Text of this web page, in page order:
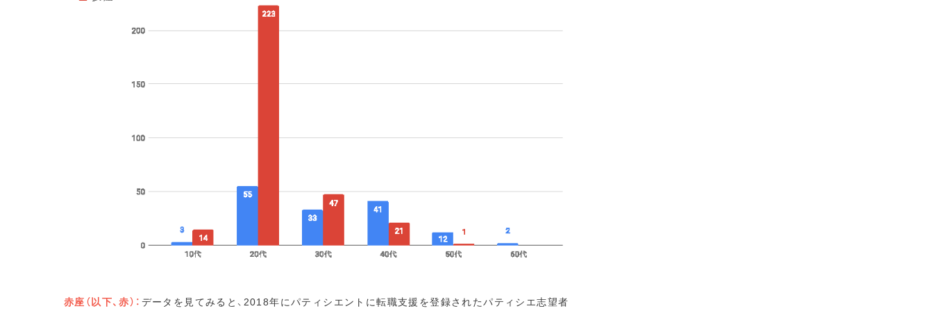
赤座（以下、赤）： データを見てみると、2018年にパティシエントに転職支援を登録されたパティシエ志望者